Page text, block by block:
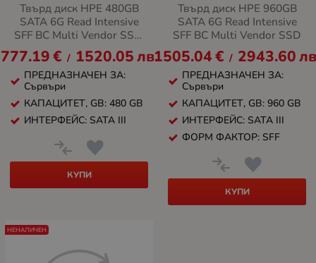
Твърд диск HPE 480GB
SATA 6G Read Intensive
SFF BC Multi Vendor SSD,
Gen10+
777.19€ / 1520.05лв.
ПРЕДНАЗНАЧЕН ЗА:
Сървъри
КАПАЦИТЕТ, GB: 480 GB
ИНТЕРФЕЙС: SATA III
КУПИ
Твърд диск HPE 960GB
SATA 6G Read Intensive
SFF BC Multi Vendor SSD
1505.04€ / 2943.60
ПРЕДНАЗНАЧЕН ЗА:
Сървъри
КАПАЦИТЕТ, GB: 960 GB
ИНТЕРФЕЙС: SATA III
ФОРМ ФАКТОР: SFF
КУПИ
НЕНАЛИЧЕН